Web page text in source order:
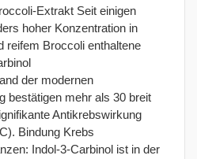
Extrakt Seit einigen
hoher Konzentration in
reifem Broccoli enthaltene
der modernen
bestätigen mehr als 30 breit
Antikrebswirkung
Bindung Krebs
Indol-3-Carbinol ist in der